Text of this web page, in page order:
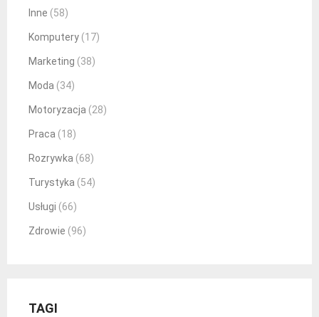
Inne (58)
Komputery (17)
Marketing (38)
Moda (34)
Motoryzacja (28)
Praca (18)
Rozrywka (68)
Turystyka (54)
Usługi (66)
Zdrowie (96)
TAGI